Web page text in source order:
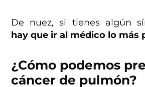
De nuez, si tienes algún
hay que ir al médico lo más
¿Cómo podemos
cáncer de pulmón?